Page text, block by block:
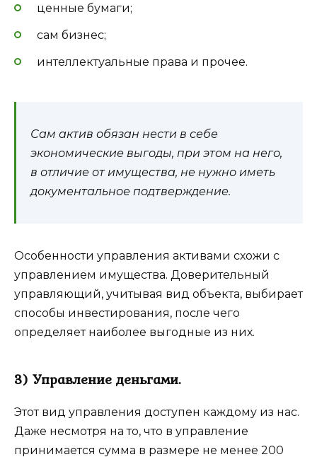
ценные бумаги;
сам бизнес;
интеллектуальные права и прочее.
Сам актив обязан нести в себе
экономические выгоды, при этом на него,
в отличие от имущества, не нужно иметь
документальное подтверждение.
Особенности управления активами схожи с
управлением имущества. Доверительный
управляющий, учитывая вид объекта, выбирает
способы инвестирования, после чего
определяет наиболее выгодные из них.
3) Управление деньгами.
Этот вид управления доступен каждому из нас.
Даже несмотря на то, что в управление
принимается сумма в размере не менее 200